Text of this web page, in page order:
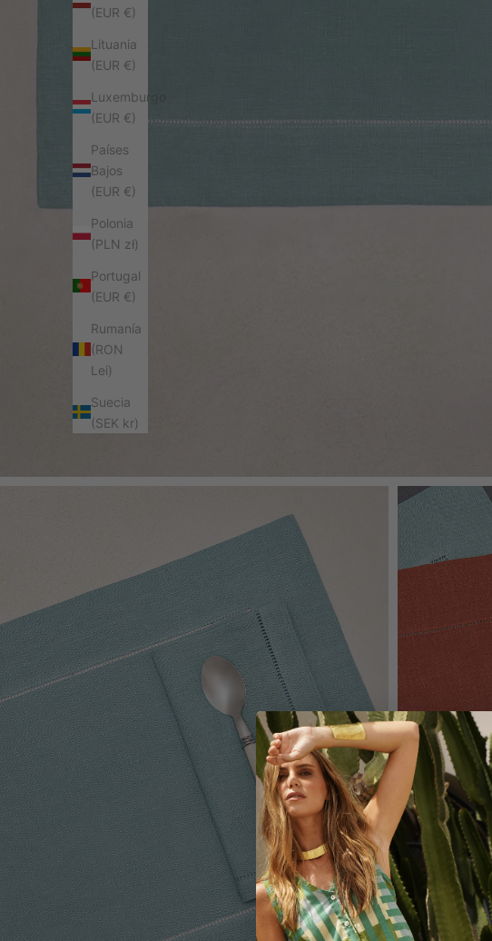
(EUR €)
Lituania
(EUR €)
Luxemburgo
(EUR €)
Países
Bajos
(EUR €)
Polonia
(PLN zł)
Portugal
(EUR €)
Rumanía
(RON
Lei)
Suecia
(SEK kr)